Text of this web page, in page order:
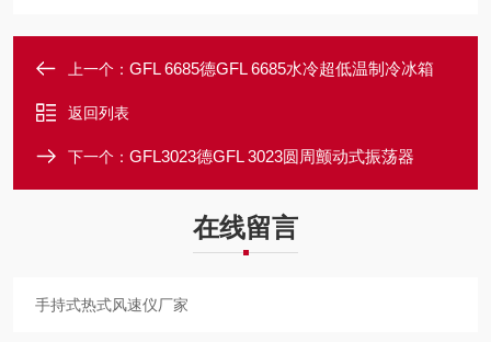
上一个： GFL 6685德GFL 6685水冷超低温制冷冰箱
返回列表
下一个： GFL3023德GFL 3023圆周颤动式振荡器
在线留言